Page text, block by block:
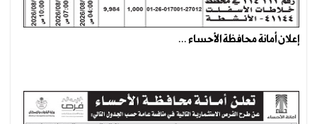
إعلان أمانة محافظة الأحساء ...